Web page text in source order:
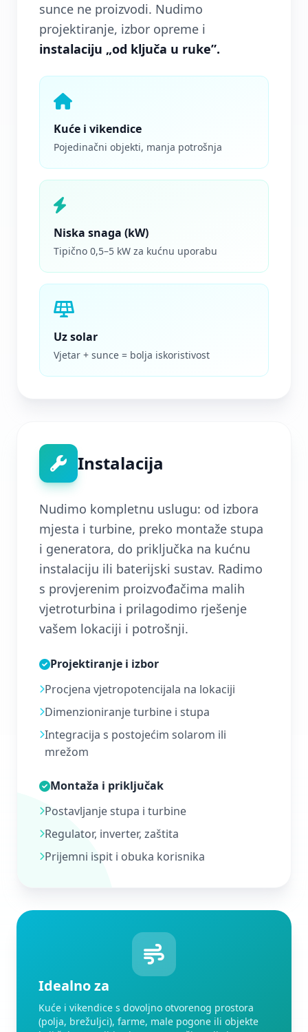
sunce ne proizvodi. Nudimo
projektiranje, izbor opreme i
instalaciju „od ključa u ruke”.
Kuće i vikendice
Pojedinačni objekti, manja potrošnja
Niska snaga (kW)
Tipično 0,5–5 kW za kućnu uporabu
Uz solar
Vjetar + sunce = bolja iskoristivost
Instalacija
Nudimo kompletnu uslugu: od izbora
mjesta i turbine, preko montaže stupa
i generatora, do priključka na kućnu
instalaciju ili baterijski sustav. Radimo
s provjerenim proizvođačima malih
vjetroturbina i prilagodimo rješenje
vašem lokaciji i potrošnji.
Projektiranje i izbor
Procjena vjetropotencijala na lokaciji
Dimenzioniranje turbine i stupa
Integracija s postojećim solarom ili
mrežom
Montaža i priključak
Postavljanje stupa i turbine
Regulator, inverter, zaštita
Prijemni ispit i obuka korisnika
Idealno za
Kuće i vikendice s dovoljno otvorenog prostora
(polja, brežuljci), farme, male pogone ili objekte